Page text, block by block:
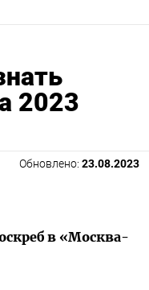
2023
Обновлено: 23.08.2023
в «Москва-